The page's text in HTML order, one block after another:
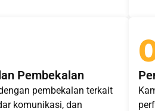
Pembekalan
pembekalan terkait
komunikasi, dan